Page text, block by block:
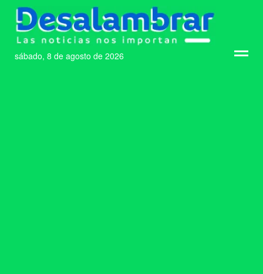
sábado, 8 de agosto de 2026